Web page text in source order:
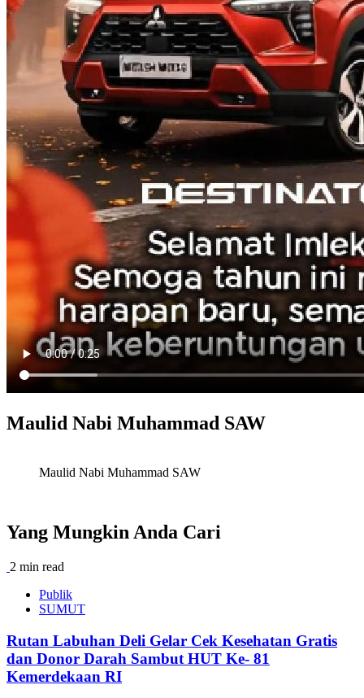
Maulid Nabi Muhammad SAW
Maulid Nabi Muhammad SAW
Yang Mungkin Anda Cari
2 min read
Publik
SUMUT
Rutan Labuhan Deli Gelar Cek Kesehatan Gratis
dan Donor Darah Sambut HUT Ke- 81
Kemerdekaan RI